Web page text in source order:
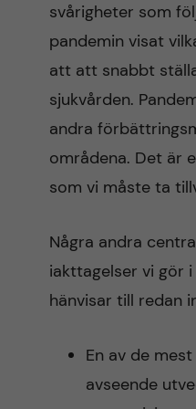
svårigheter som
pandemin visat
att att snabbt
sjukvården.
andra
områdena. Det är
som vi måste ta
Några andra
iakttagelser vi gör
hänvisar till redan
En av de
avseende